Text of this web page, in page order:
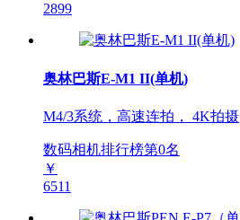
2899
奥林巴斯E-M1 II(单机)
M4/3系统，高速连拍， 4K拍摄
数码相机排行榜第0名
￥
6511